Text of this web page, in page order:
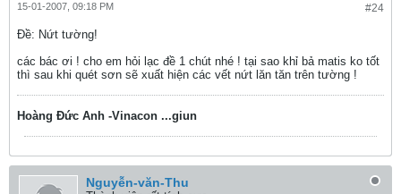
#24
15-01-2007, 09:18 PM
Ðề: Nứt tường!
các bác ơi ! cho em hỏi lạc đề 1 chút nhé ! tại sao khỉ bả matis ko tốt
thì sau khi quét sơn sẽ xuất hiện các vết nứt lăn tăn trên tường !
Hoàng Đức Anh -Vinacon ...giun
Nguyễn-văn-Thu